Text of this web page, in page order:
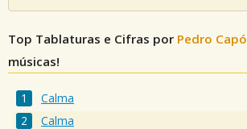
Top Tablaturas e Cifras por Pedro Capó
músicas!
Calma
Calma